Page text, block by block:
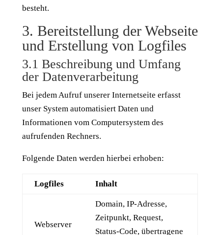
besteht.
3. Bereitstellung der Webseite
und Erstellung von Logfiles
3.1 Beschreibung und Umfang
der Datenverarbeitung
Bei jedem Aufruf unserer Internetseite erfasst
unser System automatisiert Daten und
Informationen vom Computersystem des
aufrufenden Rechners.
Folgende Daten werden hierbei erhoben:
Logfiles Inhalt
Webserver
Domain, IP-Adresse,
Zeitpunkt, Request,
Status-Code, übertragene